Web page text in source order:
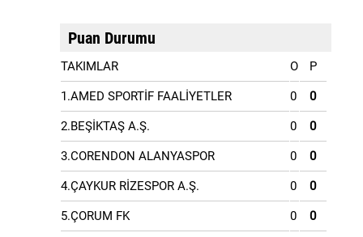
Puan Durumu
TAKIMLAR O P
1.AMED SPORTİF FAALİYETLER 0 0
2.BEŞİKTAŞ A.Ş. 0 0
3.CORENDON ALANYASPOR 0 0
4.ÇAYKUR RİZESPOR A.Ş. 0 0
5.ÇORUM FK 0 0